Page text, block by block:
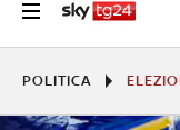
POLITICA